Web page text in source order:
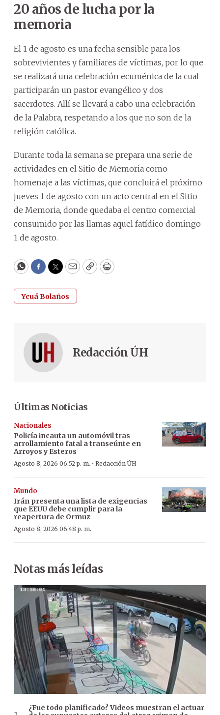
20 años de lucha por la
memoria
El 1 de agosto es una fecha sensible para los
sobrevivientes y familiares de víctimas, por lo que
se realizará una celebración ecuménica de la cual
participarán un pastor evangélico y dos
sacerdotes. Allí se llevará a cabo una celebración
de la Palabra, respetando a los que no son de la
religión católica.
Durante toda la semana se prepara una serie de
actividades en el Sitio de Memoria como
homenaje a las víctimas, que concluirá el próximo
jueves 1 de agosto con un acto central en el Sitio
de Memoria, donde quedaba el centro comercial
consumido por las llamas aquel fatídico domingo
1 de agosto.
WhatsApp
Facebook
Twitter
EmailCopyPrint
Ycuá Bolaños
Redacción ÚH
Últimas Noticias
Nacionales
Policía incauta un automóvil tras
arrollamiento fatal a transeúnte en
Arroyos y Esteros
Agosto 8, 2026 06:52 p. m. · Redacción ÚH
Mundo
Irán presenta una lista de exigencias
que EEUU debe cumplir para la
reapertura de Ormuz
Agosto 8, 2026 06:48 p. m.
Notas más leídas
¿Fue todo planificado? Videos muestran el actuar